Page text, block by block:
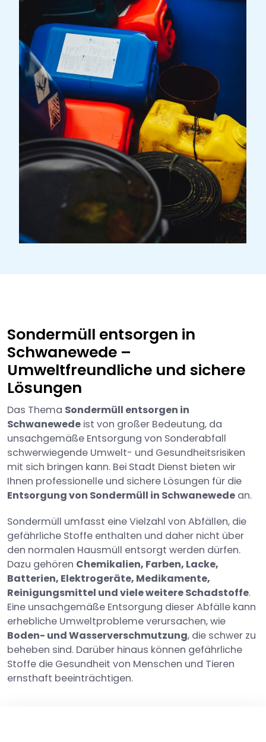
Sondermüll entsorgen in
Schwanewede –
Umweltfreundliche und sichere
Lösungen
Das Thema Sondermüll entsorgen in
Schwanewede ist von großer Bedeutung, da
unsachgemäße Entsorgung von Sonderabfall
schwerwiegende Umwelt- und Gesundheitsrisiken
mit sich bringen kann. Bei Stadt Dienst bieten wir
Ihnen professionelle und sichere Lösungen für die
Entsorgung von Sondermüll in Schwanewede an.
Sondermüll umfasst eine Vielzahl von Abfällen, die
gefährliche Stoffe enthalten und daher nicht über
den normalen Hausmüll entsorgt werden dürfen.
Dazu gehören Chemikalien, Farben, Lacke,
Batterien, Elektrogeräte, Medikamente,
Reinigungsmittel und viele weitere Schadstoffe.
Eine unsachgemäße Entsorgung dieser Abfälle kann
erhebliche Umweltprobleme verursachen, wie
Boden- und Wasserverschmutzung, die schwer zu
beheben sind. Darüber hinaus können gefährliche
Stoffe die Gesundheit von Menschen und Tieren
ernsthaft beeinträchtigen.